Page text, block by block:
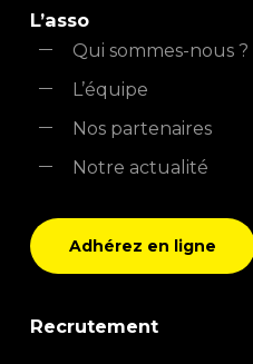
L’asso
Qui sommes-nous ?
L’équipe
Nos partenaires
Notre actualité
Adhérez en ligne
Recrutement